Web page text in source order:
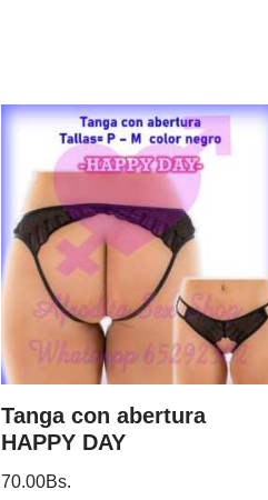
Tanga con abertura
HAPPY DAY
70.00Bs.